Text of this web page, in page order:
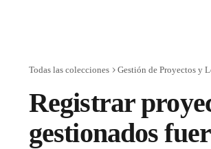
Todas las colecciones Gestión de Proyectos y
Registrar
gestionados